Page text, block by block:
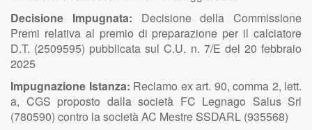
Decisione Impugnata: Decisione della Commissione
Premi relativa al premio di preparazione per il calciatore
D.T. (2509595) pubblicata sul C.U. n. 7/E del 20 febbraio
2025
Impugnazione Istanza: Reclamo ex art. 90, comma 2, lett.
a, CGS proposto dalla società FC Legnago Salus Srl
(780590) contro la società AC Mestre SSDARL (935568)